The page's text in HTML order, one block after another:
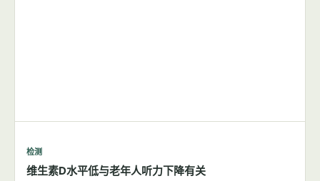
检测
维生素D水平低与老年人听力下降有关